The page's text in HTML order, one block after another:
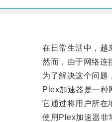
在日常生活中，越来
然而，由于网络连接
为了解决这个问题，
Plex加速器是一种网
它通过将用户所在地
使用Plex加速器非